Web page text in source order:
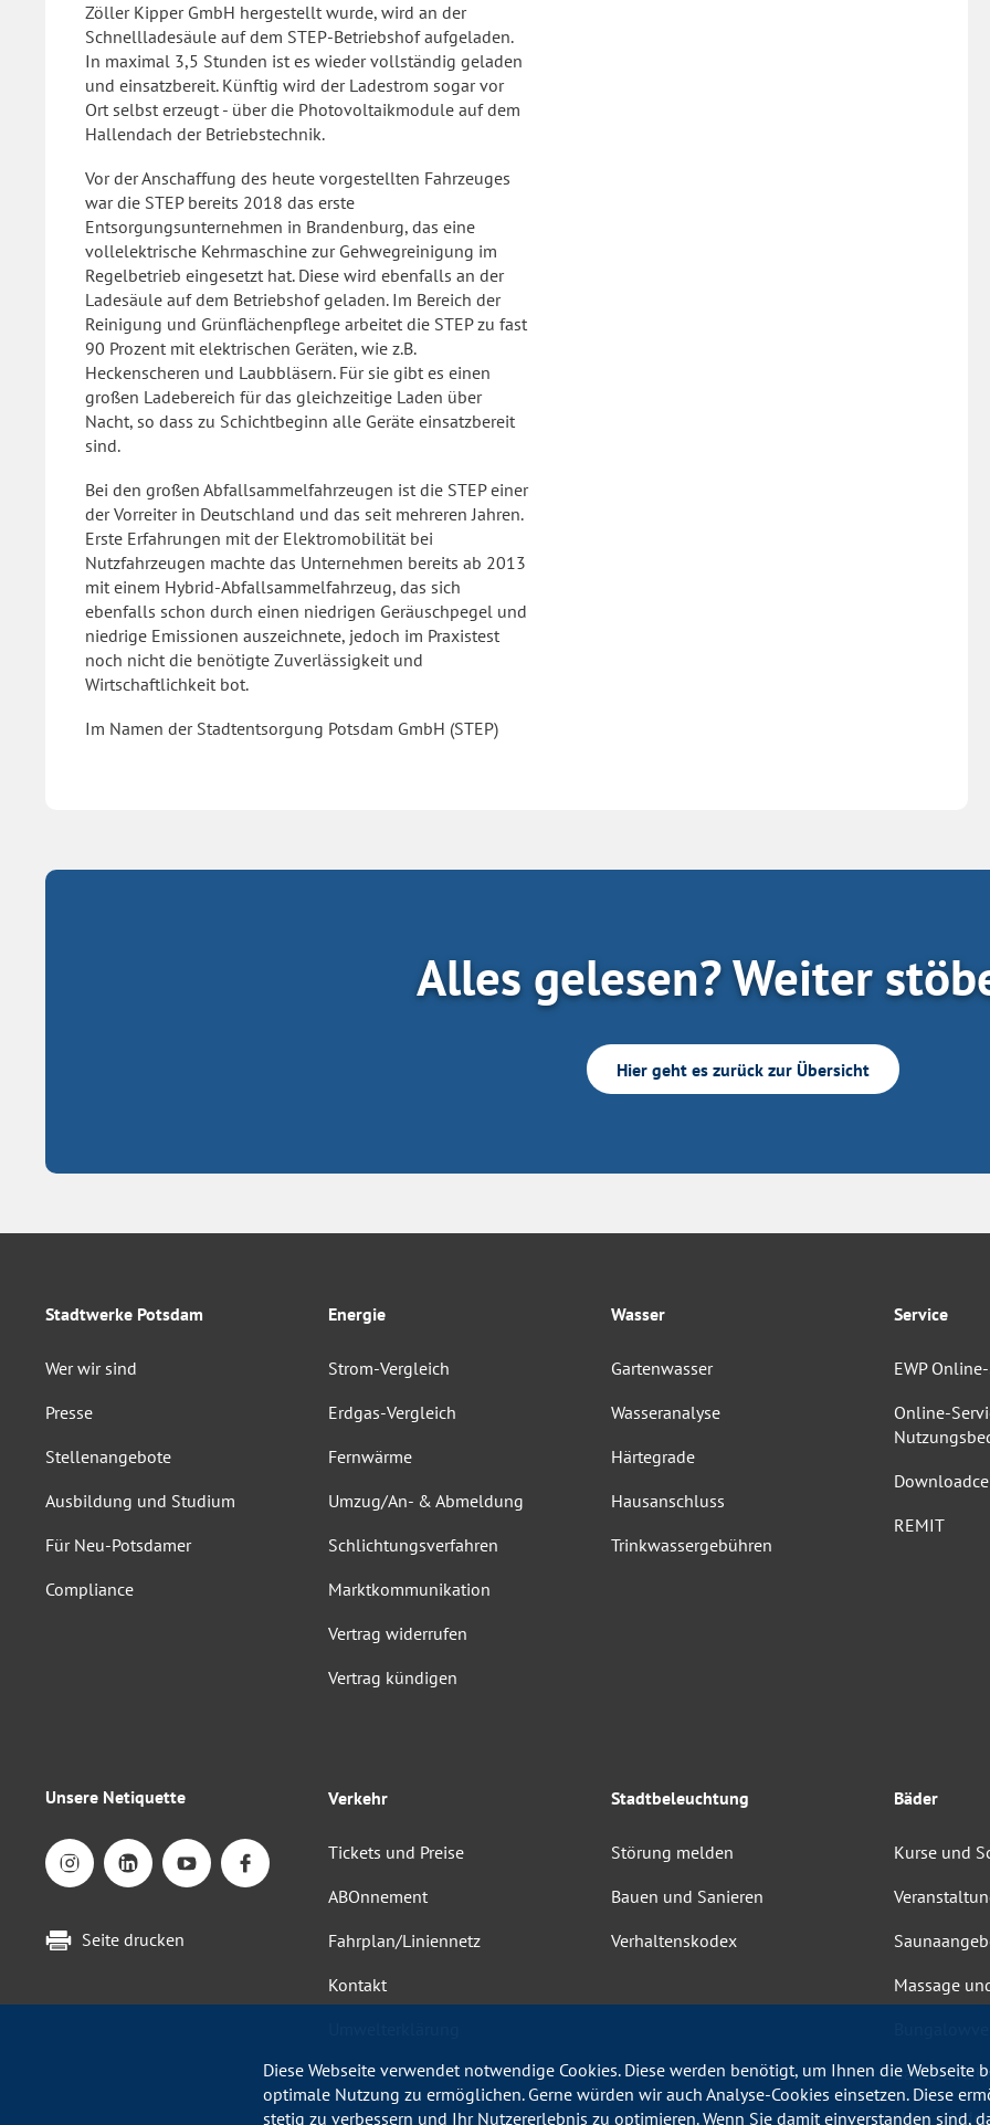
Zöller Kipper GmbH hergestellt wurde, wird an der
Schnellladesäule auf dem STEP-Betriebshof aufgeladen.
In maximal 3,5 Stunden ist es wieder vollständig geladen
und einsatzbereit. Künftig wird der Ladestrom sogar vor
Ort selbst erzeugt - über die Photovoltaikmodule auf dem
Hallendach der Betriebstechnik.
Vor der Anschaffung des heute vorgestellten Fahrzeuges
war die STEP bereits 2018 das erste
Entsorgungsunternehmen in Brandenburg, das eine
vollelektrische Kehrmaschine zur Gehwegreinigung im
Regelbetrieb eingesetzt hat. Diese wird ebenfalls an der
Ladesäule auf dem Betriebshof geladen. Im Bereich der
Reinigung und Grünflächenpflege arbeitet die STEP zu fast
90 Prozent mit elektrischen Geräten, wie z.B.
Heckenscheren und Laubbläsern. Für sie gibt es einen
großen Ladebereich für das gleichzeitige Laden über
Nacht, so dass zu Schichtbeginn alle Geräte einsatzbereit
sind.
Bei den großen Abfallsammelfahrzeugen ist die STEP einer
der Vorreiter in Deutschland und das seit mehreren Jahren.
Erste Erfahrungen mit der Elektromobilität bei
Nutzfahrzeugen machte das Unternehmen bereits ab 2013
mit einem Hybrid-Abfallsammelfahrzeug, das sich
ebenfalls schon durch einen niedrigen Geräuschpegel und
niedrige Emissionen auszeichnete, jedoch im Praxistest
noch nicht die benötigte Zuverlässigkeit und
Wirtschaftlichkeit bot.
Im Namen der Stadtentsorgung Potsdam GmbH (STEP)
Alles gelesen? Weiter
Hier geht es zurück zur Übersicht
Stadtwerke Potsdam
Wer wir sind
Presse
Stellenangebote
Ausbildung und Studium
Für Neu-Potsdamer
Compliance
Energie
Strom-Vergleich
Erdgas-Vergleich
Fernwärme
Umzug/An- & Abmeldung
Schlichtungsverfahren
Marktkommunikation
Vertrag widerrufen
Vertrag kündigen
Wasser
Gartenwasser
Wasseranalyse
Härtegrade
Hausanschluss
Trinkwassergebühren
Verkehr
Tickets und Preise
ABOnnement
Fahrplan/Liniennetz
Kontakt
Bäder
Kurse und
Massage
Haus-,
Stadtbeleuchtung
Störung melden
Bauen und Sanieren
Verhaltenskodex
Service
EWP
Online-
REMIT
Unsere Netiquette
Seite drucken
Diese Webseite verwendet notwendige Cookies. Diese werden benötigt, um Ihnen die Webseite
optimale Nutzung zu ermöglichen. Gerne würden wir auch Analyse-Cookies einsetzen. Diese
stetig zu verbessern und Ihr Nutzererlebnis zu optimieren. Wenn Sie damit einverstanden sind,